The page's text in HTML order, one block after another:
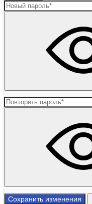
Сохранить изменения